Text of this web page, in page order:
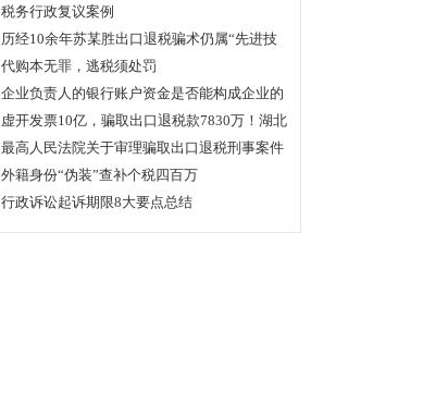
为定性
税务行政复议案例
历经10余年苏某胜出口退税骗术仍属“先进技
术”，福州国税稽查局相应的查骗方法仍非常管
用
代购本无罪，逃税须处罚
企业负责人的银行账户资金是否能构成企业的
应税收入？
虚开发票10亿，骗取出口退税款7830万！湖北
破获链条式骗税案
最高人民法院关于审理骗取出口退税刑事案件
具体应用法律若干问题的解释辑
外籍身份“伪装”查补个税四百万
行政诉讼起诉期限8大要点总结